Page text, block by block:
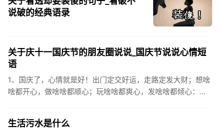
说破的经典语录
关于庆十一国庆节的朋友圈说说_国庆节说说心情短
语
1、国庆了，心情就是好！出门定交好运，走路定发大财；想啥
啥都开心，做啥啥都顺心；玩啥啥都爽心，发啥啥都倾心：祝
生活污水是什么